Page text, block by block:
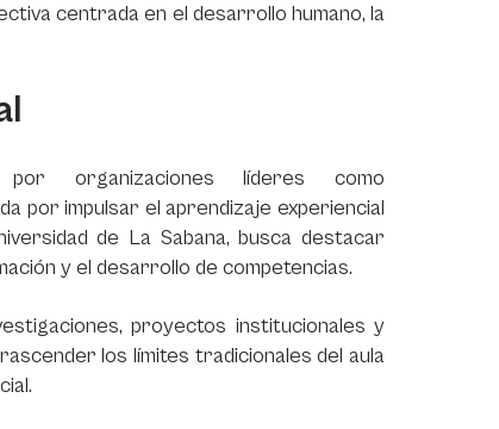
centrada en el desarrollo humano, la
organizaciones líderes como
por impulsar el aprendizaje experiencial
de La Sabana, busca destacar
y el desarrollo de competencias.
proyectos institucionales y
los límites tradicionales del aula